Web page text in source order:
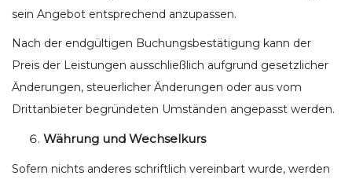
sein Angebot entsprechend anzupassen.
Nach der endgültigen Buchungsbestätigung kann der
Preis der Leistungen ausschließlich aufgrund gesetzlicher
Änderungen, steuerlicher Änderungen oder aus vom
Drittanbieter begründeten Umständen angepasst werden.
Währung und Wechselkurs
Sofern nichts anderes schriftlich vereinbart wurde, werden